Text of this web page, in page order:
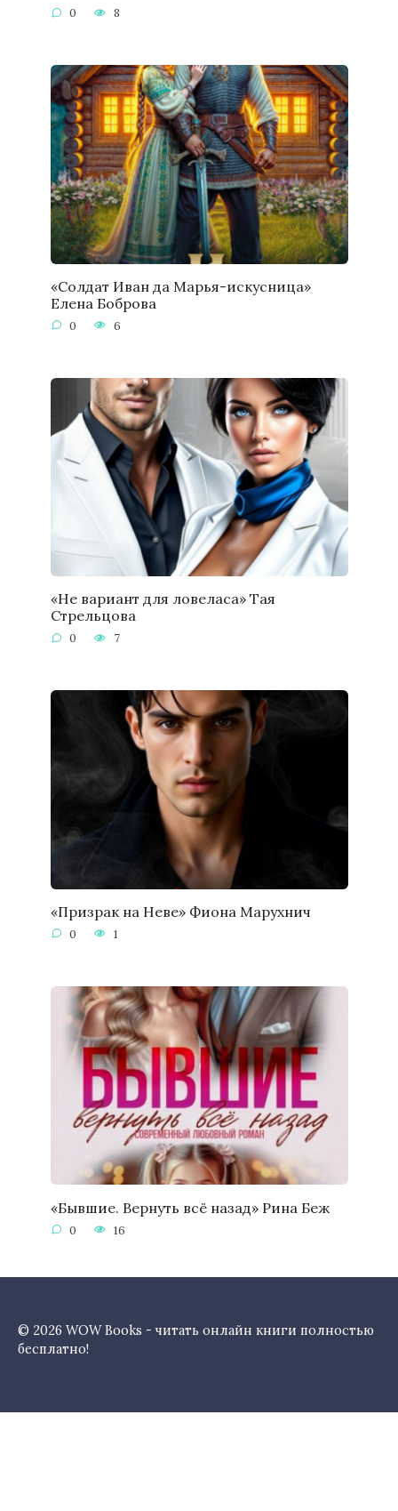
0 8
«Солдат Иван да Марья-искусница»
Елена Боброва
0 6
«Не вариант для ловеласа» Тая
Стрельцова
0 7
«Призрак на Неве» Фиона Марухнич
0 1
«Бывшие. Вернуть всё назад» Рина Беж
0 16
© 2026 WOW Books - читать онлайн книги полностью
бесплатно!